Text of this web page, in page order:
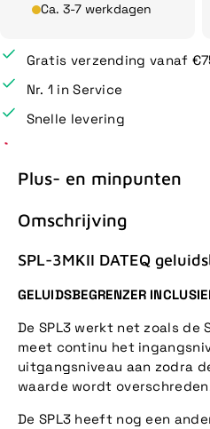
Ca. 3-7 werkdagen
Gratis verzending vanaf
Nr. 1 in Service
Snelle levering
Plus- en minpunten
Omschrijving
SPL-3MKII DATEQ
GELUIDSBEGRENZER
De SPL3 werkt net zoals de
meet continu het
uitgangsniveau aan zodra
waarde wordt
De SPL3 heeft nog een